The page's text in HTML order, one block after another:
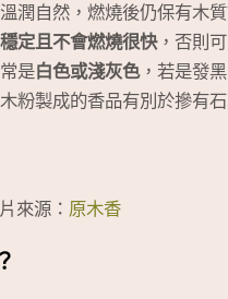
潤自然，燃燒後仍保有木
穩定且不會燃燒很快，否則
是白色或淺灰色，若是發
粉製成的香品有別於摻有
來源： 原木香